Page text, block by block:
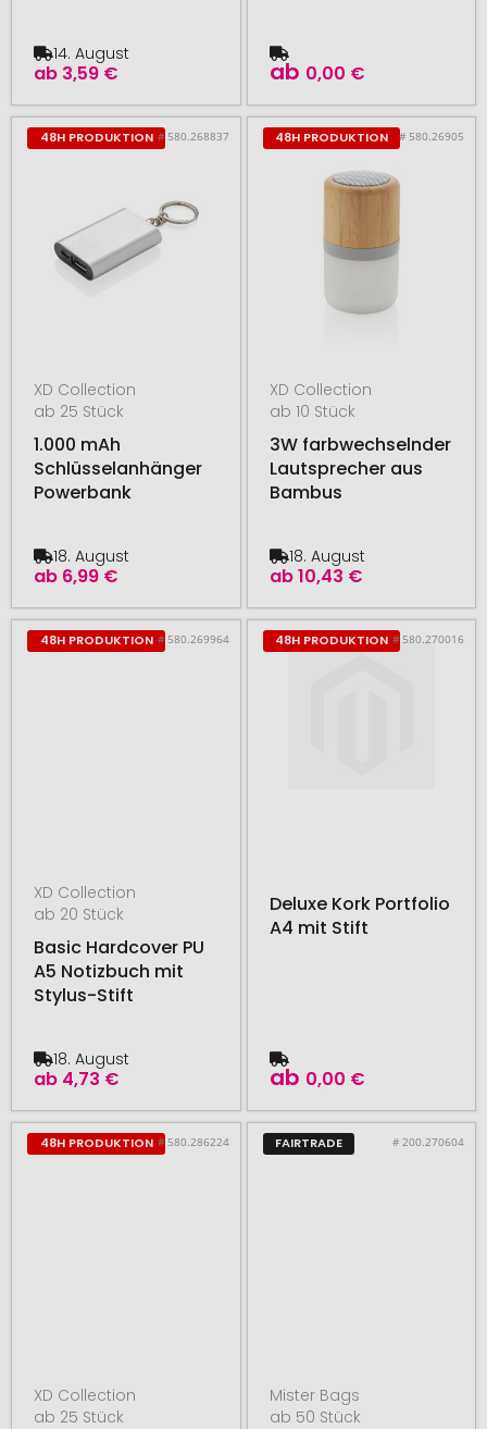
ab 3,59 €
14. August
ab 0,00 €
48H PRODUKTION # 580.268837
XD Collection
ab 25 Stück
1.000 mAh
Schlüsselanhänger
Powerbank
ab 6,99 €
18. August
48H PRODUKTION # 580.26905
XD Collection
ab 10 Stück
3W farbwechselnder
Lautsprecher aus
Bambus
ab10,43 €
18. August
48H PRODUKTION # 580.269964
XD Collection
ab 20 Stück
Basic Hardcover PU
A5 Notizbuch mit
Stylus-Stift
ab 4,73 €
18. August
48H PRODUKTION # 580.270016
Deluxe Kork Portfolio
A4 mit Stift
ab 0,00 €
48H PRODUKTION # 580.286224
XD Collection
ab 25 Stück
FAIRTRADE # 200.270604
Mister Bags
ab 50 Stück